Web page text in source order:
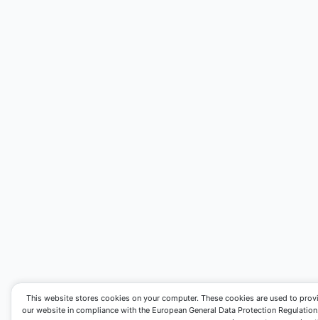
This website stores cookies on your computer. These cookies are used to
our website in compliance with the European General Data Protection